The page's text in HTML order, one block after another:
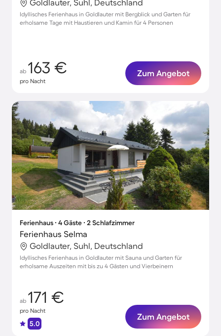
Goldlauter, Suhl, Deutschland
Idyllisches Ferienhaus in Goldlauter mit Bergblick und Garten für
erholsame Tage mit Haustieren und Kamin für 4 Personen
ab 163 €
pro Nacht
Zum Angebot
Ferienhaus ∙ 4 Gäste ∙ 2 Schlafzimmer
Ferienhaus Selma
Goldlauter, Suhl, Deutschland
Idyllisches Ferienhaus in Goldlauter mit Sauna und Garten für
erholsame Auszeiten mit bis zu 4 Gästen und Vierbeinern
ab 171 €
pro Nacht
5.0
Zum Angebot